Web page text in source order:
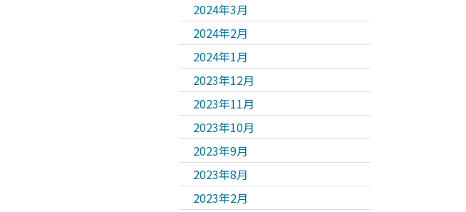
2024年3月
2024年2月
2024年1月
2023年12月
2023年11月
2023年10月
2023年9月
2023年8月
2023年2月